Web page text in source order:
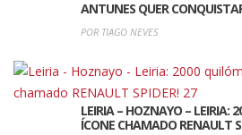
ANTUNES QUER
POR TIAGO NEVES
LEIRIA – HOZNAYO – LEIRIA:
ÍCONE CHAMADO RENAULT